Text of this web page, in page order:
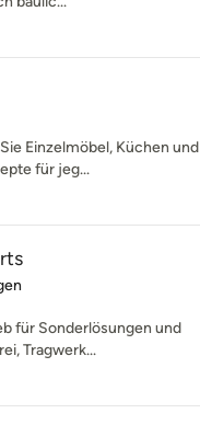
Einzelmöbel, Küchen und
für jeg...
5 Sternen
für Sonderlösungen und
Tragwerk...